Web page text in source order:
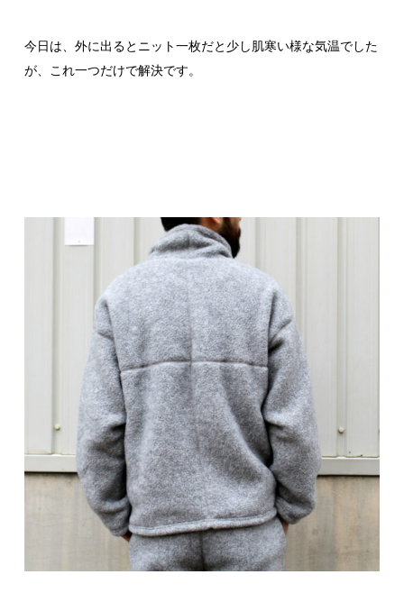
今日は、外に出るとニット一枚だと少し肌寒い様な気温でした
が、これ一つだけで解決です。